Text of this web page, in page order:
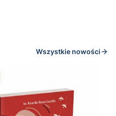
Wszystkie nowości